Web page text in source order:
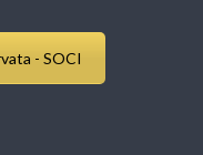
- SOCI